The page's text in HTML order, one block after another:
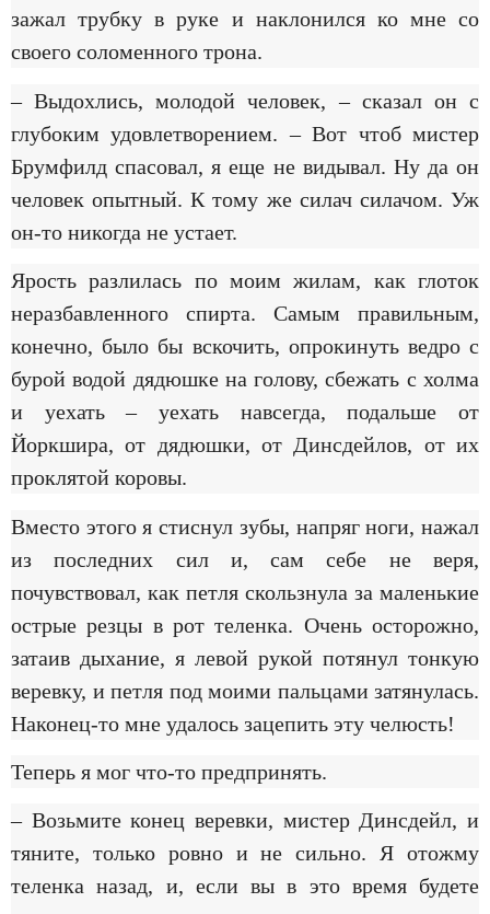
зажал трубку в руке и наклонился ко мне со
своего соломенного трона.
– Выдохлись, молодой человек, – сказал он с
глубоким удовлетворением. – Вот чтоб мистер
Брумфилд спасовал, я еще не видывал. Ну да он
человек опытный. К тому же силач силачом. Уж
он-то никогда не устает.
Ярость разлилась по моим жилам, как глоток
неразбавленного спирта. Самым правильным,
конечно, было бы вскочить, опрокинуть ведро с
бурой водой дядюшке на голову, сбежать с холма
и уехать – уехать навсегда, подальше от
Йоркшира, от дядюшки, от Динсдейлов, от их
проклятой коровы.
Вместо этого я стиснул зубы, напряг ноги, нажал
из последних сил и, сам себе не веря,
почувствовал, как петля скользнула за маленькие
острые резцы в рот теленка. Очень осторожно,
затаив дыхание, я левой рукой потянул тонкую
веревку, и петля под моими пальцами затянулась.
Наконец-то мне удалось зацепить эту челюсть!
Теперь я мог что-то предпринять.
– Возьмите конец веревки, мистер Динсдейл, и
тяните, только ровно и не сильно. Я отожму
теленка назад, и, если вы в это время будете